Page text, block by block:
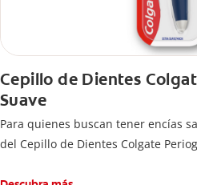
Cepillo de Dientes
Suave
Para quienes buscan tener encías
del Cepillo de Dientes Colgate